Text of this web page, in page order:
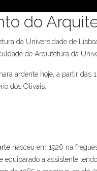
do
da Universidade de
de Arquitetura da
ardente hoje, a partir
dos Olivais.
nasceu em 1926 na
equiparado a assistente